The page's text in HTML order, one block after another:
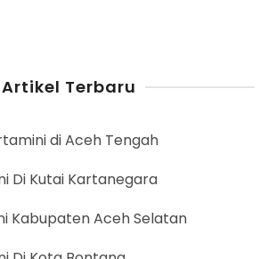
Artikel Terbaru
di Aceh Tengah
Di Kutai Kartanegara
Kabupaten Aceh Selatan